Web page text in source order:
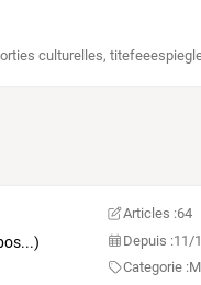
culturelles,
Articles :64
Depuis :11/
Categorie :